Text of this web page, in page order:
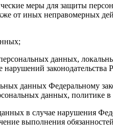
меры для защиты
от иных неправомерных
данных,
данных
данных, политике
в случае нарушения
выполнения